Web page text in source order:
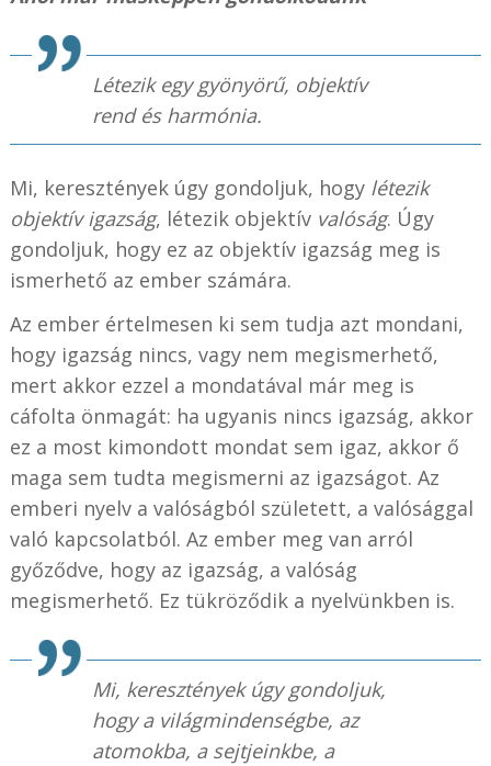
Létezik egy gyönyörű, objektív
rend és harmónia.
Mi, keresztények úgy gondoljuk, hogy létezik
objektív igazság, létezik objektív valóság. Úgy
gondoljuk, hogy ez az objektív igazság meg is
ismerhető az ember számára.
Az ember értelmesen ki sem tudja azt mondani,
hogy igazság nincs, vagy nem megismerhető,
mert akkor ezzel a mondatával már meg is
cáfolta önmagát: ha ugyanis nincs igazság, akkor
ez a most kimondott mondat sem igaz, akkor ő
maga sem tudta megismerni az igazságot. Az
emberi nyelv a valóságból született, a valósággal
való kapcsolatból. Az ember meg van arról
győződve, hogy az igazság, a valóság
megismerhető. Ez tükröződik a nyelvünkben is.
Mi, keresztények úgy gondoljuk,
hogy a világmindenségbe, az
atomokba, a sejtjeinkbe, a